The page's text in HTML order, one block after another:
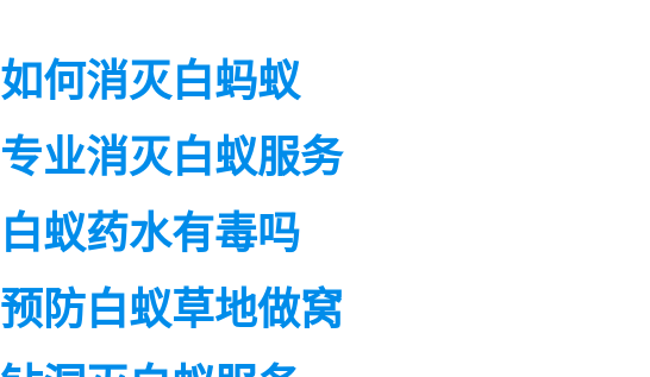
如何消灭白蚂蚁
专业消灭白蚁服务
白蚁药水有毒吗
预防白蚁草地做窝